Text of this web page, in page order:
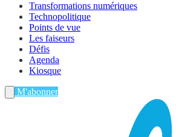
Transformations numériques
Technopolitique
Points de vue
Les faiseurs
Défis
Agenda
Kiosque
M'abonner